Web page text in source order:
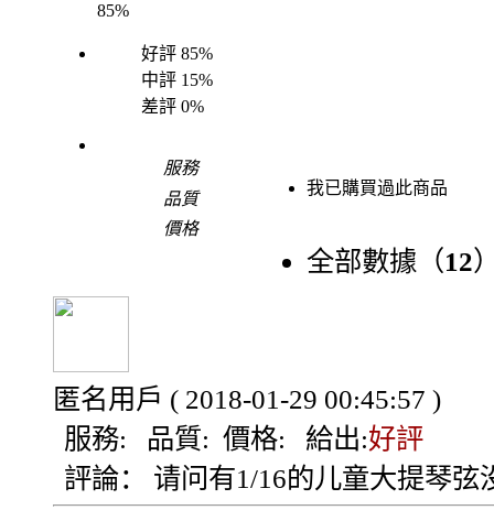
85%
好評 85%
中評 15%
差評 0%
服務
品質
價格
我已購買過此商品
全部數據（12
匿名用戶 ( 2018-01-29 00:45:57 )
服務: 品質: 價格: 給出:好評
評論：
请问有1/16的儿童大提琴弦